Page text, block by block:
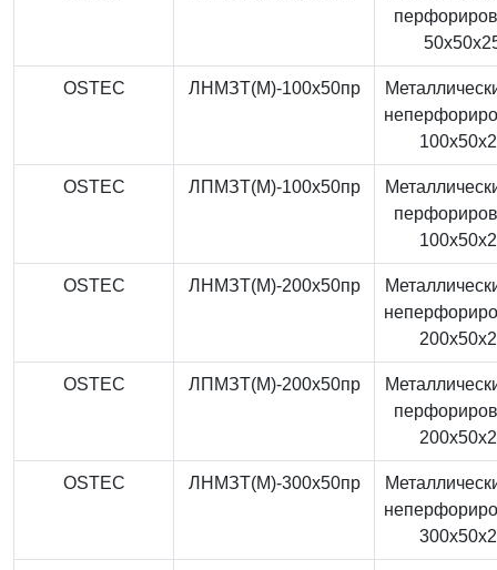
OSTEC ЛНМЗТ(М)-100x50пр
OSTEC ЛПМЗТ(М)-100x50пр
OSTEC ЛНМЗТ(М)-200x50пр
OSTEC ЛПМЗТ(М)-200x50пр
OSTEC ЛНМЗТ(М)-300x50пр